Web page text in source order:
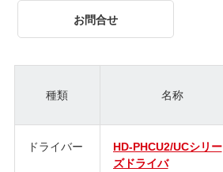
お問合せ
種類 名称
ドライバー
HD-PHCU2/UCシリー
ズドライバ